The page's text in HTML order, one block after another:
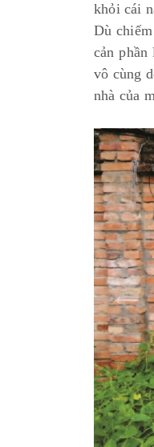
khỏi cái
Dù
cản
vô cùng
nhà của